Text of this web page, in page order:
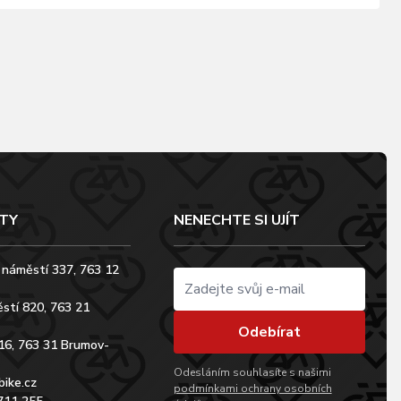
337, 763 12
820, 763 21
763 31 Brumov-
NENECHTE SI UJÍT
Odebírat
Odesláním souhlasíte s našimi
podmínkami ochrany osobních